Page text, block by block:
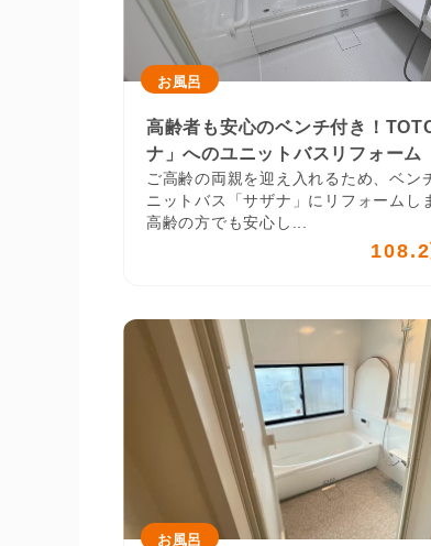
お風呂
高齢者も安心のベンチ付き！
ナ」へのユニットバスリフォーム
ご高齢の両親を迎え入れるため、ベン
ニットバス「サザナ」にリフォームし
高齢の方でも安心し...
108.2
お風呂